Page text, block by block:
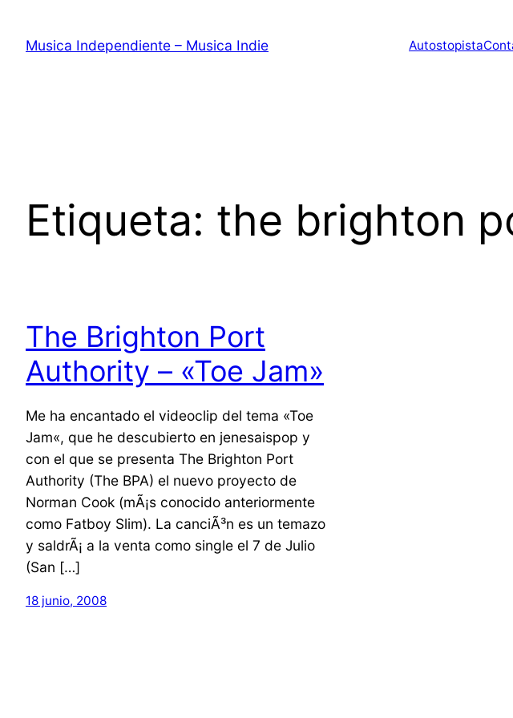
contenido
Musica Independiente – Musica Indie Autostopista
Etiqueta: the brighton
The Brighton Port
Authority – «Toe Jam»
Me ha encantado el videoclip del tema «Toe
Jam«, que he descubierto en jenesaispop y
con el que se presenta The Brighton Port
Authority (The BPA) el nuevo proyecto de
Norman Cook (mÃ¡s conocido anteriormente
como Fatboy Slim). La canciÃ³n es un temazo
y saldrÃ¡ a la venta como single el 7 de Julio
(San […]
18 junio, 2008